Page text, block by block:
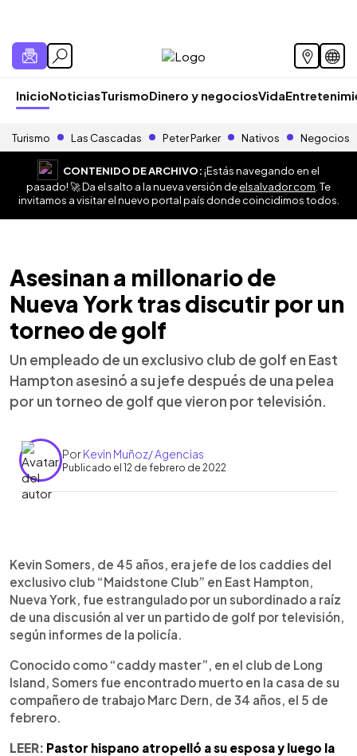
InicioNoticiasTurismoDinero y negociosVida
Turismo Las Cascadas Peter Parker Nativos Negocios
CONTENIDO DE ARCHIVO:¡Estás navegando en el
pasado! 🚀 Da el salto a la nueva versión deelsalvador.com . Te
invitamos a visitar el nuevo portal país donde coincidimos todos.
Asesinan a millonario de
Nueva York tras discutir por un
torneo de golf
Un empleado de un exclusivo club de golf en East
Hampton asesinó a su jefe después de una pelea
por un torneo de golf que vieron por televisión.
PorKevin Muñoz/ Agencias
Publicado el 12 de febrero de 2022
► Escuchar artículo
Kevin Somers, de 45 años, era jefe de los caddies del
exclusivo club “Maidstone Club” en East Hampton,
Nueva York, fue estrangulado por un subordinado a raíz
de una discusión al ver un partido de golf por televisión,
según informes de la policía.
Conocido como “caddy master”, en el club de Long
Island, Somers fue encontrado muerto en la casa de su
compañero de trabajo Marc Dern, de 34 años, el 5 de
febrero.
LEER: Pastor hispano atropelló a su esposa y luego la